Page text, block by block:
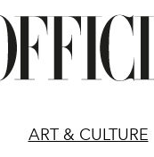
ART & CULTURE